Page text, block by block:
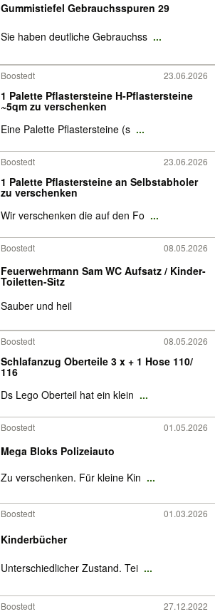
Gummistiefel Gebrauchsspuren 29
Sie haben deutliche Gebrauchss ...
Boostedt 23.06.2026
1 Palette Pflastersteine H-Pflastersteine
~5qm zu verschenken
Eine Palette Pflastersteine (s ...
Boostedt 23.06.2026
1 Palette Pflastersteine an Selbstabholer
zu verschenken
Wir verschenken die auf den Fo ...
Boostedt 08.05.2026
Feuerwehrmann Sam WC Aufsatz / Kinder-
Toiletten-Sitz
Sauber und heil
Boostedt 08.05.2026
Schlafanzug Oberteile 3 x + 1 Hose 110/
116
Ds Lego Oberteil hat ein klein ...
Boostedt 01.05.2026
Mega Bloks Polizeiauto
Zu verschenken. Für kleine Kin ...
Boostedt 01.03.2026
Kinderbücher
Unterschiedlicher Zustand. Tei ...
Boostedt 27.12.2022